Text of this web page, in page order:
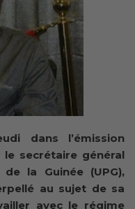
dans l’émission
secrétaire général
la Guinée (UPG),
au sujet de sa
avec le régime